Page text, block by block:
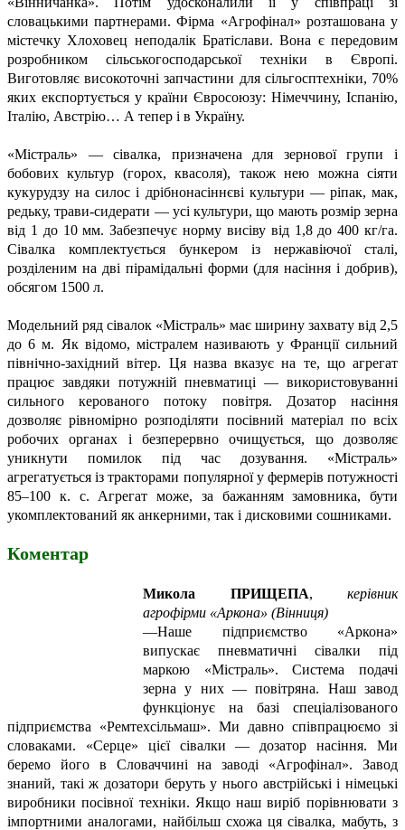
словацькими партнерами. Фірма «Агрофінал» розташована у
містечку Хлоховец неподалік Братіслави. Вона є передовим
розробником сільськогосподарської техніки в Європі.
Виготовляє високоточні запчастини для сільгосптехніки, 70%
яких експортується у країни Євросоюзу: Німеччину, Іспанію,
Італію, Австрію… А тепер і в Україну.
«Містраль» — сівалка, призначена для зернової групи і
бобових культур (горох, квасоля), також нею можна сіяти
кукурудзу на силос і дрібнонасіннєві культури — ріпак, мак,
редьку, трави-сидерати — усі культури, що мають розмір зерна
від 1 до 10 мм. Забезпечує норму висіву від 1,8 до 400 кг/га.
Сівалка комплектується бункером із не­ржавіючої сталі,
розділеним на дві пірамідальні форми (для насіння і добрив),
обсягом 1500 л.
Модельний ряд сівалок «Містраль» має ширину захвату від 2,5
до 6 м. Як відомо, містралем називають у Франції сильний
північно-західний вітер. Ця назва вказує на те, що агрегат
працює завдяки потужній пневматиці — використовуванні
сильного керованого потоку повітря. Дозатор насіння
дозволяє рівномірно розподіляти посівний матеріал по всіх
робочих органах і безперервно очищується, що дозволяє
уникнути помилок під час дозування. «Містраль»
агрегатується із тракторами популярної у фермерів потужності
85–100 к. с. Агрегат може, за бажанням замовника, бути
укомплектований як анкерними, так і дисковими сошниками.
Коментар
Микола ПРИЩЕПА, керівник
агрофірми «Аркона» (Вінниця)
—Наше підприємство «Аркона»
випускає пневматичні сівалки під
маркою «Містраль». Система подачі
зерна у них — повітряна. Наш завод
функціонує на базі спеціалізованого
підприємства «Ремтехсільмаш». Ми давно співпрацюємо зі
словаками. «Серце» цієї сівалки — дозатор насіння. Ми
беремо його в Словаччині на заводі «Агрофінал». Завод
знаний, такі ж дозатори беруть у нього австрійські і німецькі
виробники посівної техніки. Якщо наш виріб порівнювати з
імпортними аналогами, найбільш схожа ця сівалка, мабуть, з